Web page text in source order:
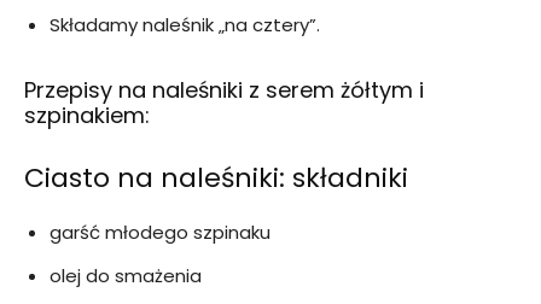
Składamy naleśnik „na cztery”.
Przepisy na naleśniki z serem żółtym i
szpinakiem:
Ciasto na naleśniki: składniki
garść młodego szpinaku
olej do smażenia